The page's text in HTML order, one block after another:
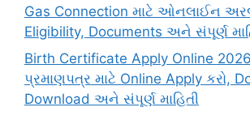
Gas Connection માટે ઓનલાઈન
Eligibility, Documents અને સંપૂર્ણ
Birth Certificate Apply Online
પ્રમાણપત્ર માટે Online Apply કરો,
Download અને સંપૂર્ણ માહિતી